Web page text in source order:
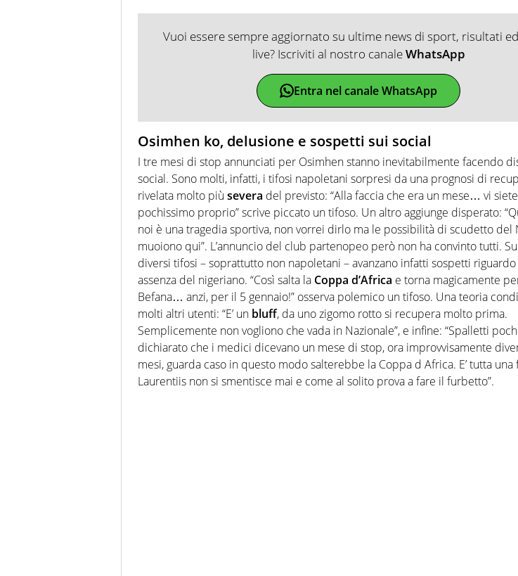
Vuoi essere sempre aggiornato su ultime news di sport, risultati
live? Iscriviti al nostro canaleWhatsApp
Entra nel canale WhatsApp
Osimhen ko, delusione e sospetti sui social
I tre mesi di stop annunciati per Osimhen stanno inevitabilmente facendo
social. Sono molti, infatti, i tifosi napoletani sorpresi da una prognosi di
rivelata molto più severa del previsto: “Alla faccia che era un mese… vi
pochissimo proprio” scrive piccato un tifoso. Un altro aggiunge disperato:
noi è una tragedia sportiva, non vorrei dirlo ma le possibilità di scudetto del
muoiono qui”. L’annuncio del club partenopeo però non ha convinto tutti.
diversi tifosi – soprattutto non napoletani – avanzano infatti sospetti riguardo
assenza del nigeriano. “Così salta la Coppa d’Africa e torna magicamente
Befana… anzi, per il 5 gennaio!” osserva polemico un tifoso. Una teoria
molti altri utenti: “E’ un bluff, da uno zigomo rotto si recupera molto prima.
Semplicemente non vogliono che vada in Nazionale”, e infine: “Spalletti
dichiarato che i medici dicevano un mese di stop, ora improvvisamente
mesi, guarda caso in questo modo salterebbe la Coppa d Africa. E’ tutta una
Laurentiis non si smentisce mai e come al solito prova a fare il furbetto”.